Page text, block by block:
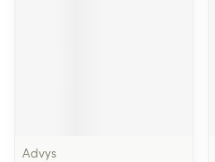
Advys